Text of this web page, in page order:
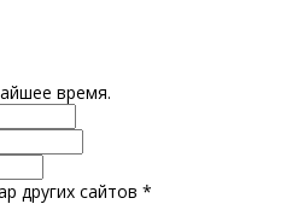
время.
других сайтов *